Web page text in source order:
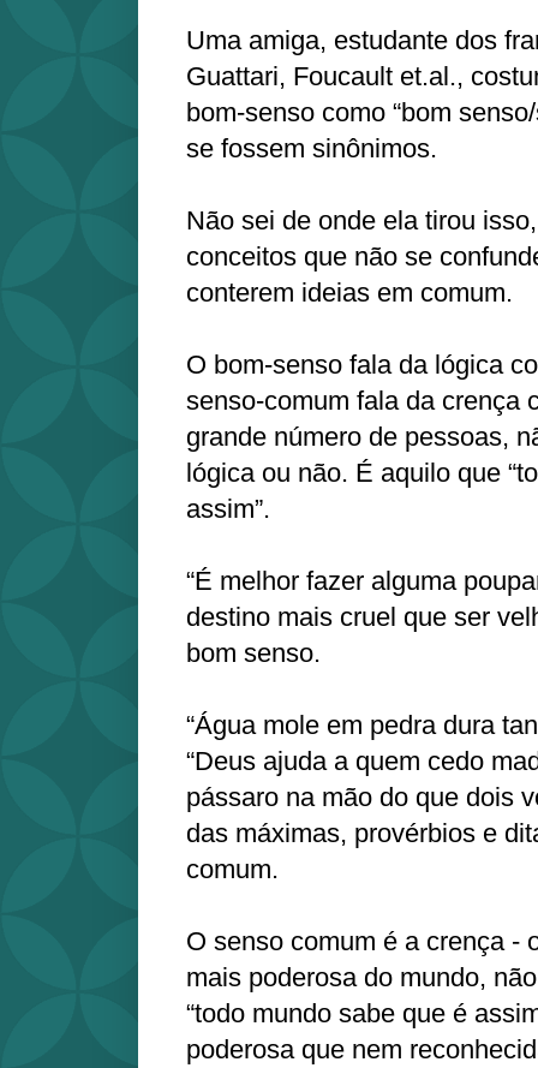
Uma amiga, estudante dos
Guattari, Foucault et.al.,
bom-senso como “bom
se fossem sinônimos.
Não sei de onde ela tirou
conceitos que não se
conterem ideias em comum.
O bom-senso fala da lógica
senso-comum fala da crença
grande número de pessoas,
lógica ou não. É aquilo que
assim”.
“É melhor fazer alguma
destino mais cruel que ser
bom senso.
“Água mole em pedra dura
“Deus ajuda a quem cedo
pássaro na mão do que dois
das máximas, provérbios e
comum.
O senso comum é a crença -
mais poderosa do mundo,
“todo mundo sabe que é
poderosa que nem